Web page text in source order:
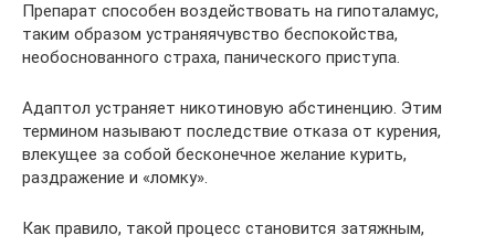
Препарат способен воздействовать на гипоталамус,
таким образом устраняячувство беспокойства,
необоснованного страха, панического приступа.
Адаптол устраняет никотиновую абстиненцию. Этим
термином называют последствие отказа от курения,
влекущее за собой бесконечное желание курить,
раздражение и «ломку».
Как правило, такой процесс становится затяжным,